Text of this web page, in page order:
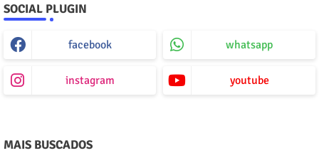
SOCIAL PLUGIN
facebook whatsapp
instagram youtube
MAIS BUSCADOS